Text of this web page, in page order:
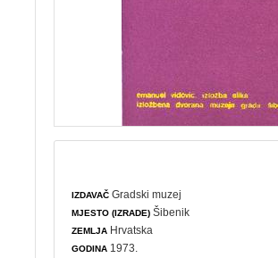
IZDAVAČ Gradski muzej
MJESTO (IZRADE) Šibenik
ZEMLJA Hrvatska
GODINA 1973.